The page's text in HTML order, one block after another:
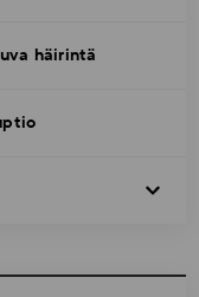
häirintä